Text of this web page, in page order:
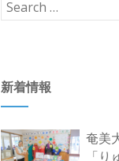
新着情報
奄美
「